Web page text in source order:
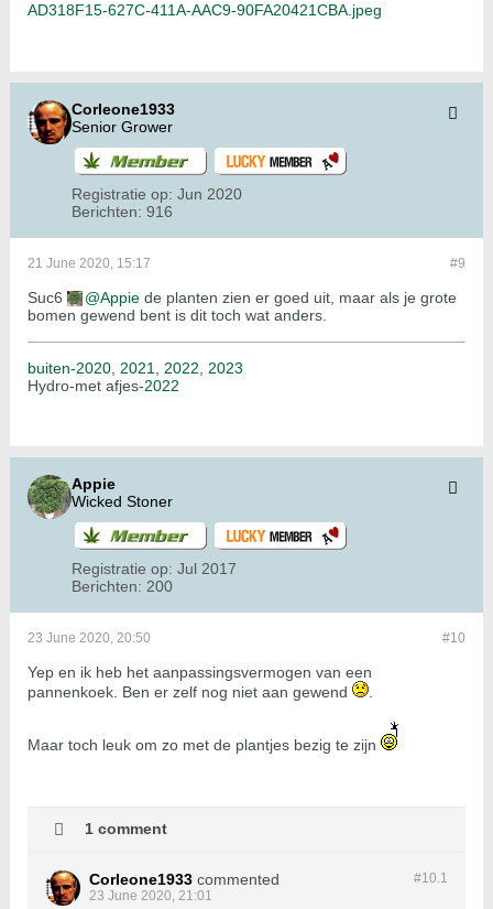
AD318F15-627C-411A-AAC9-90FA20421CBA.jpeg
Corleone1933
Senior Grower
Registratie op: Jun 2020
Berichten: 916
#9
21 June 2020, 15:17
Suc6 Appie de planten zien er goed uit, maar als je grote
bomen gewend bent is dit toch wat anders.
buiten-2020 2021 2022
2023
Hydro-met afjes-2022
Appie
Wicked Stoner
Registratie op: Jul 2017
Berichten: 200
#10
23 June 2020, 20:50
Yep en ik heb het aanpassingsvermogen van een
pannenkoek. Ben er zelf nog niet aan gewend
Maar toch leuk om zo met de plantjes bezig te zijn
1 comment
#10.1
Corleone1933 commented
23 June 2020, 21:01